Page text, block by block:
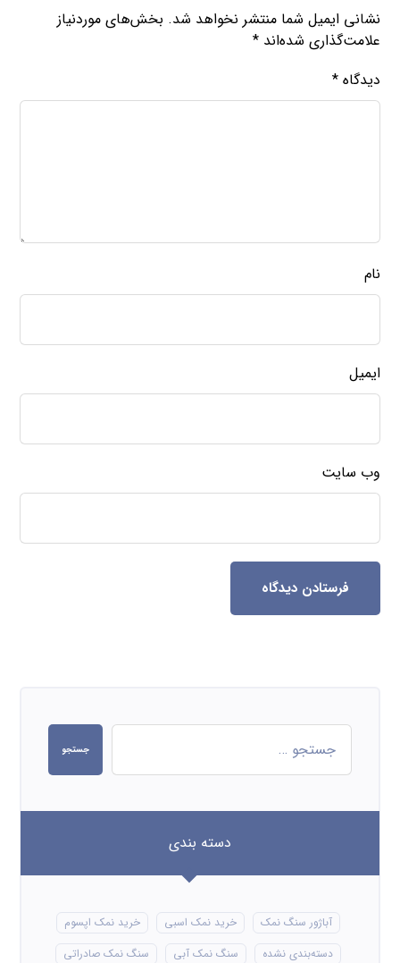
نشانی ایمیل شما منتشر نخواهد شد. بخش‌های موردنیاز
علامت‌گذاری شده‌اند*
دیدگاه*
نام
ایمیل
وب‌ سایت
فرستادن دیدگاه
جستجو
دسته بندی
آباژور سنگ نمک خرید نمک اسبی
خرید نمک اپسوم
دسته‌بندی نشده
سنگ نمک آبی
سنگ نمک صادراتی